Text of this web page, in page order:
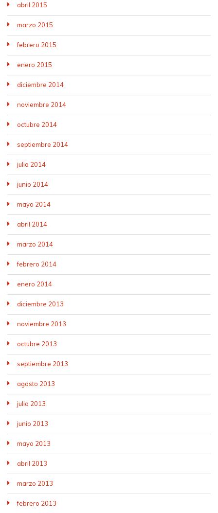
abril 2015
marzo 2015
febrero 2015
enero 2015
diciembre 2014
noviembre 2014
octubre 2014
septiembre 2014
julio 2014
junio 2014
mayo 2014
abril 2014
marzo 2014
febrero 2014
enero 2014
diciembre 2013
noviembre 2013
octubre 2013
septiembre 2013
agosto 2013
julio 2013
junio 2013
mayo 2013
abril 2013
marzo 2013
febrero 2013